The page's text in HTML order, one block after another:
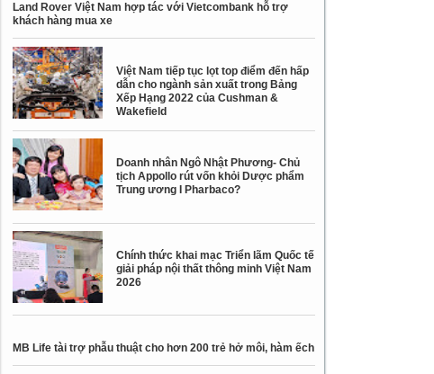
Land Rover Việt Nam hợp tác với Vietcombank hỗ trợ
khách hàng mua xe
Việt Nam tiếp tục lọt top điểm đến hấp
dẫn cho ngành sản xuất trong Bảng
Xếp Hạng 2022 của Cushman &
Wakefield
Doanh nhân Ngô Nhật Phương- Chủ
tịch Appollo rút vốn khỏi Dược phẩm
Trung ương I Pharbaco?
Chính thức khai mạc Triển lãm Quốc tế
giải pháp nội thất thông minh Việt Nam
2026
MB Life tài trợ phẫu thuật cho hơn 200 trẻ hở môi, hàm ếch